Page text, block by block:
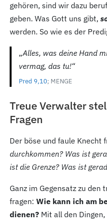
gehören, sind wir dazu
geben. Was Gott uns gibt,
werden. So wie es der
„Alles, was deine Hand
vermag, das tu!“
Pred 9,10; MENGE
Treue Verwalter
Fragen
Der böse und faule Knecht
durchkommen? Was ist
ist die Grenze? Was ist
Ganz im Gegensatz zu den
fragen: Wie kann ich am
dienen? Mit all den